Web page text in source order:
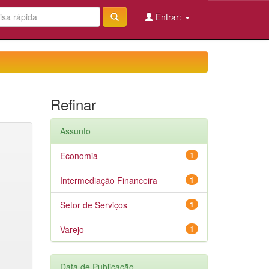
Entrar:
Refinar
Assunto
1
Economia
1
Intermediação Financeira
1
Setor de Serviços
1
Varejo
Data de Publicação